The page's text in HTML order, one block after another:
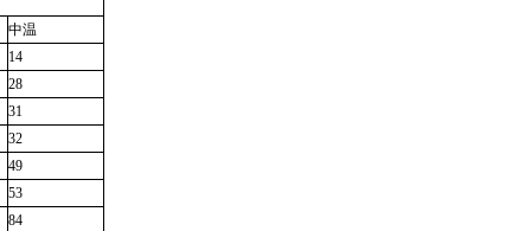
中温
14
28
31
32
49
53
84